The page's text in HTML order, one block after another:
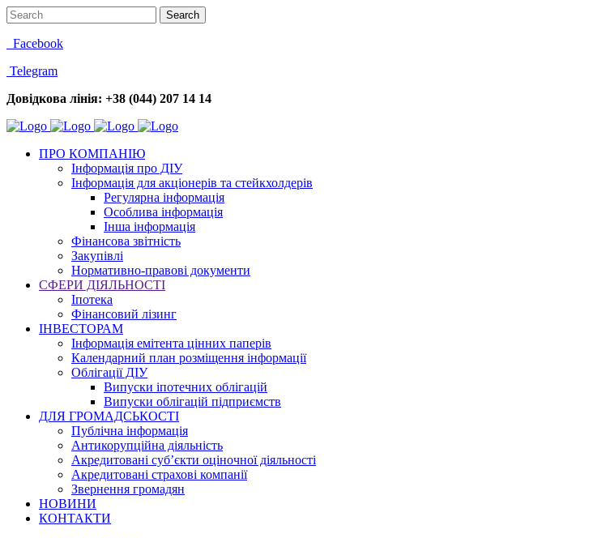
Facebook
Telegram
Довідкова лінія: +38 (044) 207 14 14
ПРО КОМПАНІЮ
Інформація про ДІУ
Інформація для акціонерів та стейкхолдерів
Регулярна інформація
Особлива інформація
Інша інформація
Фінансова звітність
Закупівлі
Нормативно-правові документи
СФЕРИ ДІЯЛЬНОСТІ
Іпотека
Фінансовий лізинг
ІНВЕСТОРАМ
Інформація емітента цінних паперів
Календарний план розміщення інформації
Облігації ДІУ
Випуски іпотечних облігацій
Випуски облігацій підприємств
ДЛЯ ГРОМАДСЬКОСТІ
Публічна інформація
Антикорупційна діяльність
Акредитовані суб’єкти оціночної діяльності
Акредитовані страхові компанії
Звернення громадян
НОВИНИ
КОНТАКТИ